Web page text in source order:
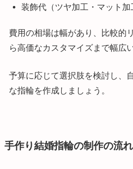
装飾代（ツヤ加工・マット加
費用の相場は幅があり、比較的
ら高価なカスタマイズまで幅広
予算に応じて選択肢を検討し、
な指輪を作成しましょう。
手作り結婚指輪の制作の流れ